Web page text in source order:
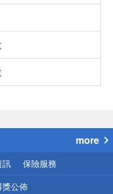
more
訊 保險服務
獎公佈